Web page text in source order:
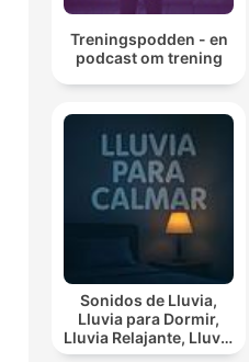
Treningspodden - en
podcast om trening
Sonidos de Lluvia,
Lluvia para Dormir,
Lluvia Relajante, Lluvia
Suave, Lluvia Para